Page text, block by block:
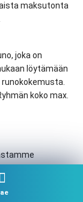
maksutonta
joka on
löytämään
koko max.